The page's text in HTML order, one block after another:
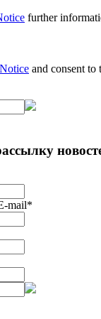
further
and consent to
mail*